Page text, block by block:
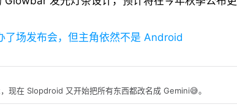
场发布会，但主角依然不是 Android
现在 Slopdroid 又开始把所有东西都改名成 Gemini😅。